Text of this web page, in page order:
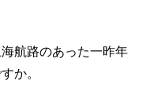
航路のあった一昨年
か。